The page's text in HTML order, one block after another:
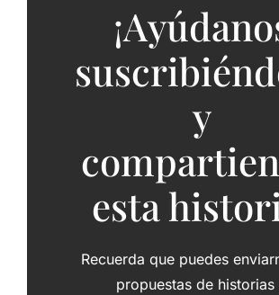
y
esta
Recuerda que puedes
propuestas de historias